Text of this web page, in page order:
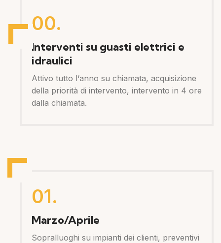
00.
Interventi su guasti elettrici e
idraulici
Attivo tutto l‘anno su chiamata, acquisizione
della priorità di intervento, intervento in 4 ore
dalla chiamata.
01.
Marzo/Aprile
Sopralluoghi su impianti dei clienti, preventivi